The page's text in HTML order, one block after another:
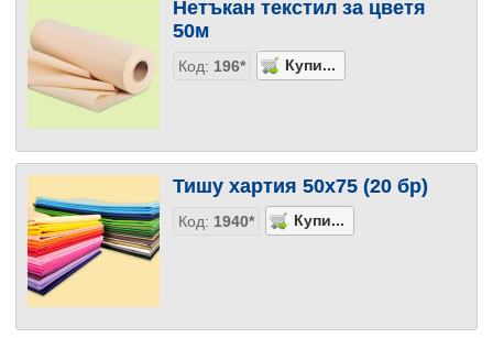
Нетъкан текстил за цветя
50м
Код: 196*
Тишу хартия 50х75 (20 бр)
Код: 1940*